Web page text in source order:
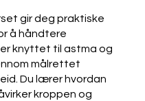
gir deg praktiske
å håndtere
knyttet til astma og
målrettet
Du lærer hvordan
kroppen og